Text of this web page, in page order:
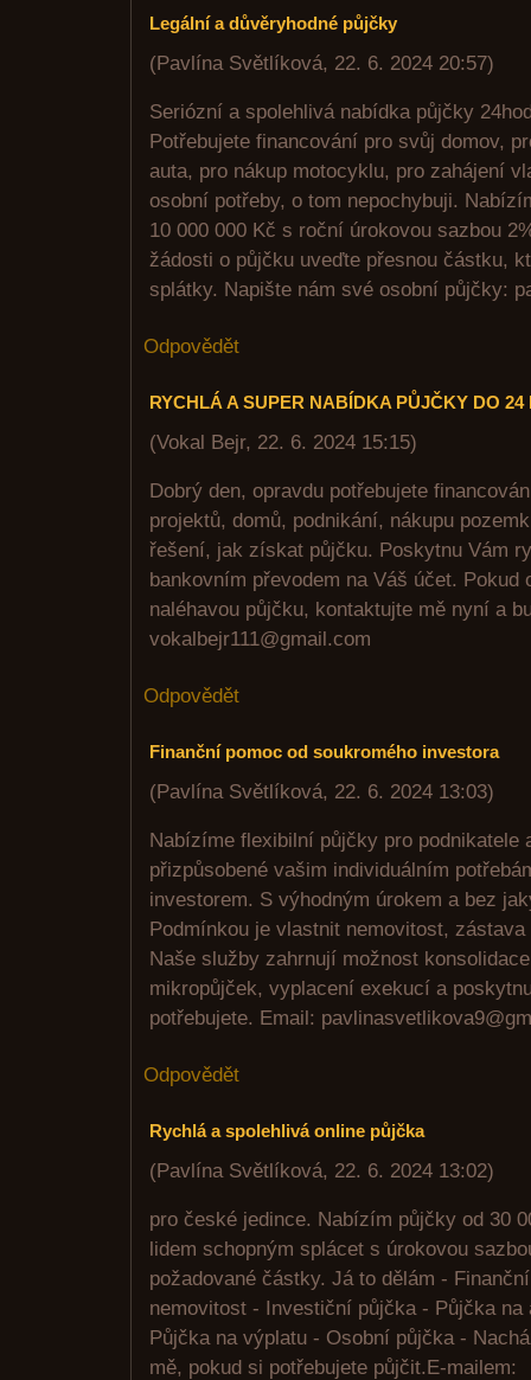
Legální a důvěryhodné půjčky
(Pavlína Světlíková, 22. 6. 2024 20:57)
Seriózní a spolehlivá nabídka půjčky
Potřebujete financování pro svůj domov,
auta, pro nákup motocyklu, pro zahájení
osobní potřeby, o tom nepochybuji.
10 000 000 Kč s roční úrokovou sazbou
žádosti o půjčku uveďte přesnou částku,
splátky. Napište nám své osobní půjčky:
Odpovědět
RYCHLÁ A SUPER NABÍDKA PŮJČKY DO 24
(Vokal Bejr, 22. 6. 2024 15:15)
Dobrý den, opravdu potřebujete
projektů, domů, podnikání, nákupu
řešení, jak získat půjčku. Poskytnu Vám
bankovním převodem na Váš účet. Pokud
naléhavou půjčku, kontaktujte mě nyní a
vokalbejr111@gmail.com
Odpovědět
Finanční pomoc od soukromého investora
(Pavlína Světlíková, 22. 6. 2024 13:03)
Nabízíme flexibilní půjčky pro podnikatele
přizpůsobené vašim individuálním
investorem. S výhodným úrokem a bez
Podmínkou je vlastnit nemovitost, zástava
Naše služby zahrnují možnost
mikropůjček, vyplacení exekucí a
potřebujete. Email:
Odpovědět
Rychlá a spolehlivá online půjčka
(Pavlína Světlíková, 22. 6. 2024 13:02)
pro české jedince. Nabízím půjčky od 30
lidem schopným splácet s úrokovou
požadované částky. Já to dělám -
nemovitost - Investiční půjčka - Půjčka na
Půjčka na výplatu - Osobní půjčka -
mě, pokud si potřebujete půjčit.E-mailem: